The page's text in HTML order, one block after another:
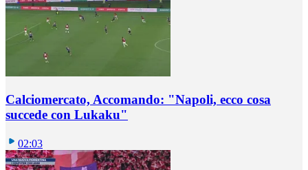
Calciomercato, Accomando: "Napoli, ecco cosa
succede con Lukaku"
02:03